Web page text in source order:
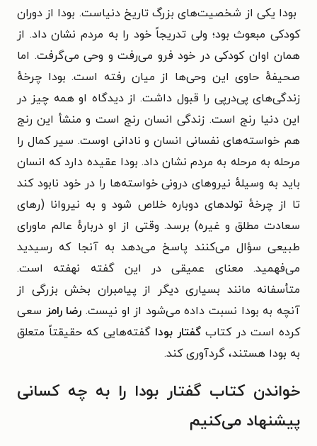
بودا یکی از شخصیت‌های بزرگ تاریخ دنیاست. بودا از دوران
کودکی مبعوث بود؛ ولی تدریجاً خود را به مردم نشان داد. از
همان اوان کودکی در خود فرو می‌رفت و وحی می‌گرفت. اما
صحیفهٔ حاوی این وحی‌ها از میان رفته است. بودا چرخهٔ
زندگی‌های پی‌درپی را قبول داشت. از دیدگاه او همه چیز در
این دنیا رنج است. زندگی انسان رنج است و منشأ این رنج
هم خواسته‌های نفسانی انسان و نادانی اوست. سیر کمال را
مرحله به مرحله به مردم نشان داد. بودا عقیده دارد که انسان
باید به وسیلهٔ نیروهای درونی خواسته‌ها را در خود نابود کند
تا از چرخهٔ تولدهای دوباره خلاص شود و به نیروانا (رهای
سعادت مطلق و غیره) برسد. وقتی از او دربارهٔ عالم ماورای
طبیعی سؤال می‌کنند پاسخ می‌دهد به آنجا که رسیدید
می‌فهمید. معنای عمیقی در این گفته نهفته است.
متأسفانه مانند بسیاری دیگر از پیامبران بخش بزرگی از
آنچه به بودا نسبت داده می‌شود از او نیست. رضا رامز سعی
کرده است در کتاب گفتار بوداگفته‌هایی که حقیقتاً متعلق
به بودا هستند، گردآوری کند.
خواندن کتاب گفتار بودا را به چه کسانی
پیشنهاد می‌کنیم